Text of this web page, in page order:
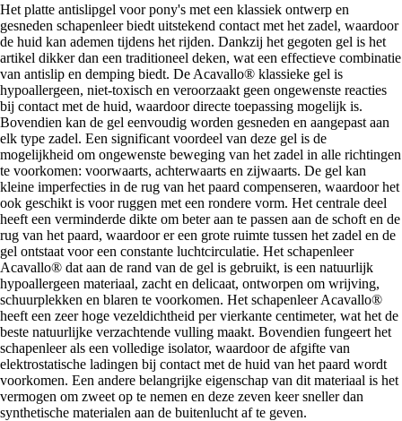
Het platte antislipgel voor pony's met een klassiek ontwerp en
gesneden schapenleer biedt uitstekend contact met het zadel, waardoor
de huid kan ademen tijdens het rijden. Dankzij het gegoten gel is het
artikel dikker dan een traditioneel deken, wat een effectieve combinatie
van antislip en demping biedt. De Acavallo® klassieke gel is
hypoallergeen, niet-toxisch en veroorzaakt geen ongewenste reacties
bij contact met de huid, waardoor directe toepassing mogelijk is.
Bovendien kan de gel eenvoudig worden gesneden en aangepast aan
elk type zadel. Een significant voordeel van deze gel is de
mogelijkheid om ongewenste beweging van het zadel in alle richtingen
te voorkomen: voorwaarts, achterwaarts en zijwaarts. De gel kan
kleine imperfecties in de rug van het paard compenseren, waardoor het
ook geschikt is voor ruggen met een rondere vorm. Het centrale deel
heeft een verminderde dikte om beter aan te passen aan de schoft en de
rug van het paard, waardoor er een grote ruimte tussen het zadel en de
gel ontstaat voor een constante luchtcirculatie. Het schapenleer
Acavallo® dat aan de rand van de gel is gebruikt, is een natuurlijk
hypoallergeen materiaal, zacht en delicaat, ontworpen om wrijving,
schuurplekken en blaren te voorkomen. Het schapenleer Acavallo®
heeft een zeer hoge vezeldichtheid per vierkante centimeter, wat het de
beste natuurlijke verzachtende vulling maakt. Bovendien fungeert het
schapenleer als een volledige isolator, waardoor de afgifte van
elektrostatische ladingen bij contact met de huid van het paard wordt
voorkomen. Een andere belangrijke eigenschap van dit materiaal is het
vermogen om zweet op te nemen en deze zeven keer sneller dan
synthetische materialen aan de buitenlucht af te geven.